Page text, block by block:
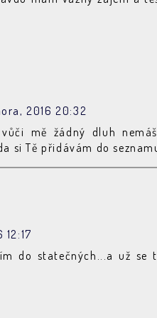
2016 20:32
vůči mě žádný dluh
si Tě přidávám do
do statečných...a už